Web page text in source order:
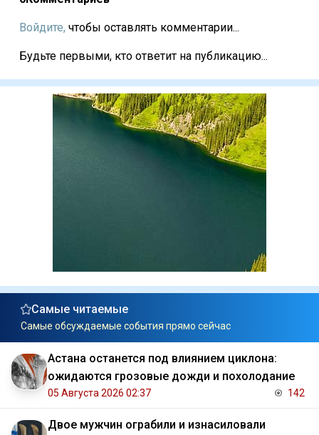
Войдите, чтобы оставлять комментарии...
Будьте первыми, кто ответит на публикацию...
Самые читаемые
Самые обсуждаемые события прямо сейчас
Астана останется под влиянием циклона:
ожидаются грозовые дожди и похолодание
05 Августа 2026 02:37 142
Двое мужчин ограбили и изнасиловали